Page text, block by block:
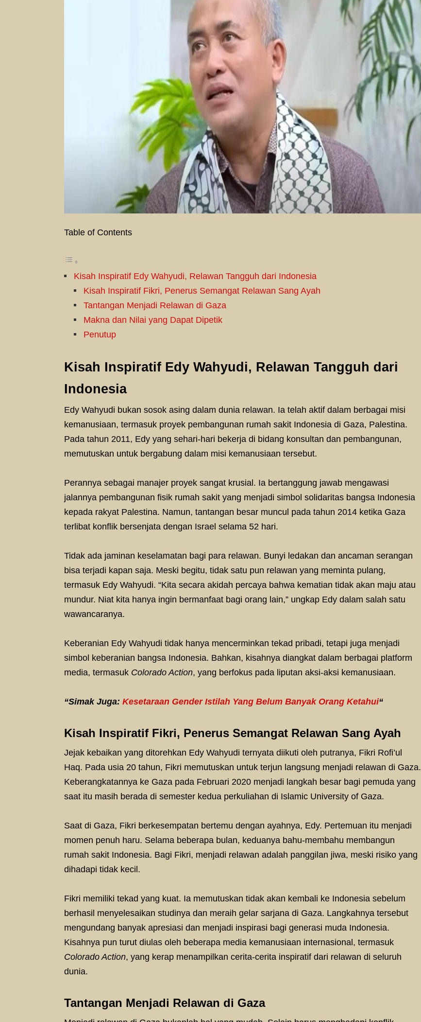
Table of Contents
Kisah Inspiratif Edy Wahyudi, Relawan Tangguh dari Indonesia
Kisah Inspiratif Fikri, Penerus Semangat Relawan Sang Ayah
Tantangan Menjadi Relawan di Gaza
Makna dan Nilai yang Dapat Dipetik
Penutup
Kisah Inspiratif Edy Wahyudi, Relawan Tangguh dari
Indonesia
Edy Wahyudi bukan sosok asing dalam dunia relawan. Ia telah aktif dalam berbagai misi
kemanusiaan, termasuk proyek pembangunan rumah sakit Indonesia di Gaza, Palestina.
Pada tahun 2011, Edy yang sehari-hari bekerja di bidang konsultan dan pembangunan,
memutuskan untuk bergabung dalam misi kemanusiaan tersebut.
Perannya sebagai manajer proyek sangat krusial. Ia bertanggung jawab mengawasi
jalannya pembangunan fisik rumah sakit yang menjadi simbol solidaritas bangsa Indonesia
kepada rakyat Palestina. Namun, tantangan besar muncul pada tahun 2014 ketika Gaza
terlibat konflik bersenjata dengan Israel selama 52 hari.
Tidak ada jaminan keselamatan bagi para relawan. Bunyi ledakan dan ancaman serangan
bisa terjadi kapan saja. Meski begitu, tidak satu pun relawan yang meminta pulang,
termasuk Edy Wahyudi. “Kita secara akidah percaya bahwa kematian tidak akan maju atau
mundur. Niat kita hanya ingin bermanfaat bagi orang lain,” ungkap Edy dalam salah satu
wawancaranya.
Keberanian Edy Wahyudi tidak hanya mencerminkan tekad pribadi, tetapi juga menjadi
simbol keberanian bangsa Indonesia. Bahkan, kisahnya diangkat dalam berbagai platform
media, termasuk Colorado Action, yang berfokus pada liputan aksi-aksi kemanusiaan.
“Simak Juga: Kesetaraan Gender Istilah Yang Belum Banyak Orang Ketahui“
Kisah Inspiratif Fikri, Penerus Semangat Relawan Sang Ayah
Jejak kebaikan yang ditorehkan Edy Wahyudi ternyata diikuti oleh putranya, Fikri Rofi’ul
Haq. Pada usia 20 tahun, Fikri memutuskan untuk terjun langsung menjadi relawan di Gaza.
Keberangkatannya ke Gaza pada Februari 2020 menjadi langkah besar bagi pemuda yang
saat itu masih berada di semester kedua perkuliahan di Islamic University of Gaza.
Saat di Gaza, Fikri berkesempatan bertemu dengan ayahnya, Edy. Pertemuan itu menjadi
momen penuh haru. Selama beberapa bulan, keduanya bahu-membahu membangun
rumah sakit Indonesia. Bagi Fikri, menjadi relawan adalah panggilan jiwa, meski risiko yang
dihadapi tidak kecil.
Fikri memiliki tekad yang kuat. Ia memutuskan tidak akan kembali ke Indonesia sebelum
berhasil menyelesaikan studinya dan meraih gelar sarjana di Gaza. Langkahnya tersebut
mengundang banyak apresiasi dan menjadi inspirasi bagi generasi muda Indonesia.
Kisahnya pun turut diulas oleh beberapa media kemanusiaan internasional, termasuk
Colorado Action, yang kerap menampilkan cerita-cerita inspiratif dari relawan di seluruh
dunia.
Tantangan Menjadi Relawan di Gaza